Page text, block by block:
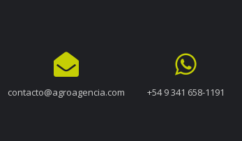
contacto@agroagencia.com +54 9 341 658-1191